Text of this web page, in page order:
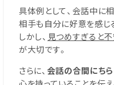
具体例として、会話中に
相手も自分に好意を感じ
しかし、 見つめすぎると
が大切です。
さらに、 会話の合間にち